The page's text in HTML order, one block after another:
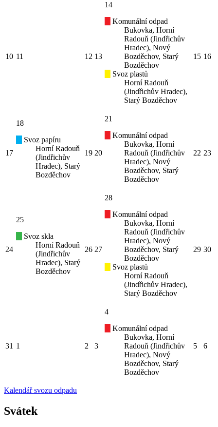
10 11 12 13
14
Komunální odpad
Bukovka, Horní
Radouň (Jindřichův
Hradec), Nový
Bozděchov, Starý
Bozděchov
Svoz plastů
Horní Radouň
(Jindřichův Hradec),
Starý Bozděchov
15 16
17
18
Svoz papíru
Horní Radouň
(Jindřichův
Hradec), Starý
Bozděchov
19 20
21
Komunální odpad
Bukovka, Horní
Radouň (Jindřichův
Hradec), Nový
Bozděchov, Starý
Bozděchov
22 23
24
25
Svoz skla
Horní Radouň
(Jindřichův
Hradec), Starý
Bozděchov
26 27
28
Komunální odpad
Bukovka, Horní
Radouň (Jindřichův
Hradec), Nový
Bozděchov, Starý
Bozděchov
Svoz plastů
Horní Radouň
(Jindřichův Hradec),
Starý Bozděchov
29 30
31 1 2 3
4
Komunální odpad
Bukovka, Horní
Radouň (Jindřichův
Hradec), Nový
Bozděchov, Starý
Bozděchov
5 6
Kalendář svozu odpadu
Svátek